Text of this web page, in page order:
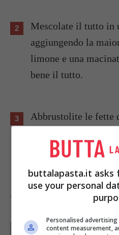
Mescolate il tutto in una ciotola
aggiungendo la
limone e una
bene il tutto.
Abbrustolite le fette di pane casereccio in
composto preparato.
Tag:
Parole diDeborah Di
buttalapasta.it asks
use your personal
Personalised
content measurement,